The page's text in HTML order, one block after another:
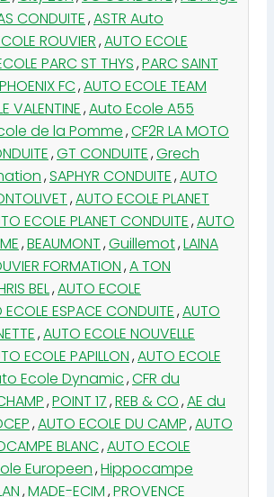
CONDUITE,ASTR Auto
ROUVIER,AUTO ECOLE
PARC ST THYS,PARC SAINT
PHOENIX FC,AUTO ECOLE TEAM
VALENTINE,Auto Ecole A55
de la Pomme,CF2R LA MOTO
,GT CONDUITE,Grech
,SAPHYR CONDUITE,AUTO
,AUTO ECOLE PLANET
ECOLE PLANET CONDUITE,AUTO
,BEAUMONT,Guillemot,LAINA
FORMATION,A TON
BEL,AUTO ECOLE
ESPACE CONDUITE,AUTO
,AUTO ECOLE NOUVELLE
ECOLE PAPILLON,AUTO ECOLE
Ecole Dynamic,CFR du
,POINT 17,REB & CO,AE du
,AUTO ECOLE DU CAMP,AUTO
BLANC,AUTO ECOLE
Europeen,Hippocampe
,MADE-ECIM,PROVENCE